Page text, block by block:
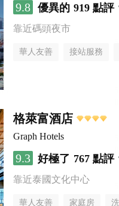
9.8 優異的 919 點評
靠近碼頭夜市
華人友善 接站服務
格萊富酒店
Graph Hotels
9.3 好極了 767 點評
靠近泰國文化中心
華人友善 家庭房